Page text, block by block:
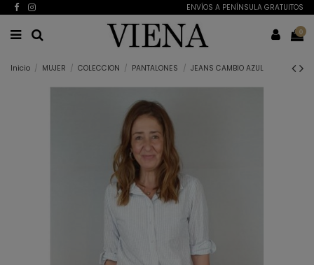
ENVÍOS A PENÍNSULA GRATUITOS
0
Inicio MUJER COLECCION PANTALONES JEANS CAMBIO AZUL